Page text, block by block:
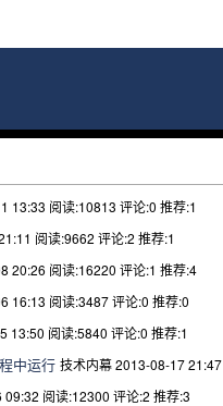
13:33 阅读:10813 评论:0 推荐:1
阅读:9662 评论:2 推荐:1
20:26 阅读:16220 评论:1 推荐:4
16:13 阅读:3487评论:0 推荐:0
13:50 阅读:5840 评论:0 推荐:1
中运行 技术内幕 2013-08-17 21:47
09:32 阅读:12300 评论:2 推荐:3